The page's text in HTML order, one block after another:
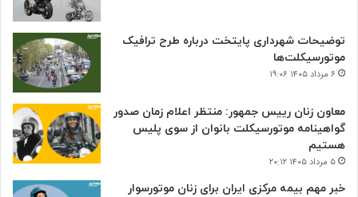
توضیحات شهرداری پایتخت درباره طرح ترافیک
موتورسیکلت‌ها
۶ مرداد ۱۴۰۵ ۱۹:۰۶
معاون زنان رییس جمهور: منتظر اعلام زمان صدور
گواهینامه موتورسیکلت بانوان از سوی پلیس
هستیم
۵ مرداد ۱۴۰۵ ۲۰:۱۲
خبر مهم بیمه مرکزی ایران برای زنان موتورسوار